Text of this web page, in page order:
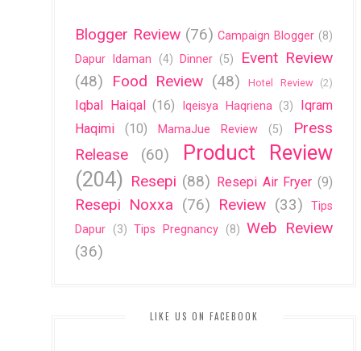
Blogger Review (76) Campaign Blogger (8)
Dapur Idaman
(4) Dinner (5)
Event Review
(48)
Food Review (48) Hotel Review (2)
Iqbal Haiqal (16) Iqeisya Haqriena (3)
Iqram
Haqimi
(10) MamaJue Review (5)
Press
Release
(60)
Product Review
(204) Resepi (88) Resepi Air Fryer (9)
Resepi Noxxa (76) Review (33)
Tips
Dapur (3) Tips Pregnancy (8) Web Review
(36)
LIKE US ON FACEBOOK